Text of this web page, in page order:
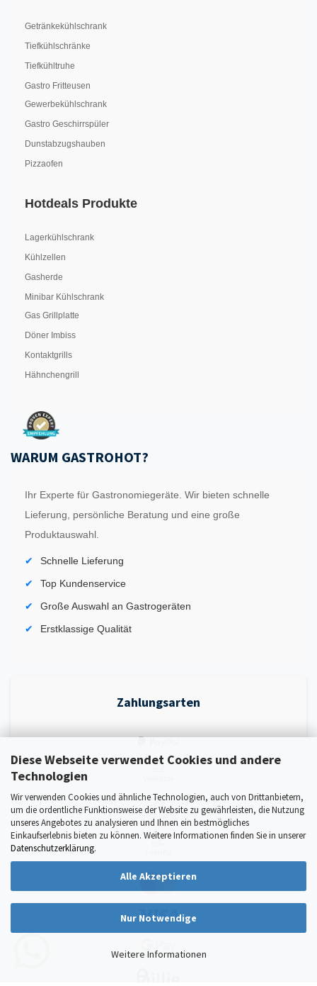
Diese Webseite verwendet Cookies und andere
Technologien
Wir verwenden Cookies und ähnliche Technologien, auch von Drittanbietern,
um die ordentliche Funktionsweise der Website zu gewährleisten, die Nutzung
unseres Angebotes zu analysieren und Ihnen ein bestmögliches
Einkaufserlebnis bieten zu können. Weitere Informationen finden Sie in unserer
Datenschutzerklärung.
Alle Akzeptieren
Nur Notwendige
Weitere Informationen
Getränkekühlschrank
Tiefkühlschränke
Tiefkühltruhe
Gastro Fritteusen
Gewerbekühlschrank
Gastro Geschirrspüler
Dunstabzugshauben
Pizzaofen
Hotdeals Produkte
Lagerkühlschrank
Kühlzellen
Gasherde
Minibar Kühlschrank
Gas Grillplatte
Döner Imbiss
Kontaktgrills
Hähnchengrill
WARUM GASTROHOT?
Ihr Experte für Gastronomiegeräte. Wir bieten schnelle
Lieferung, persönliche Beratung und eine große
Produktauswahl.
Schnelle Lieferung
Top Kundenservice
Große Auswahl an Gastrogeräten
Erstklassige Qualität
Zahlungsarten